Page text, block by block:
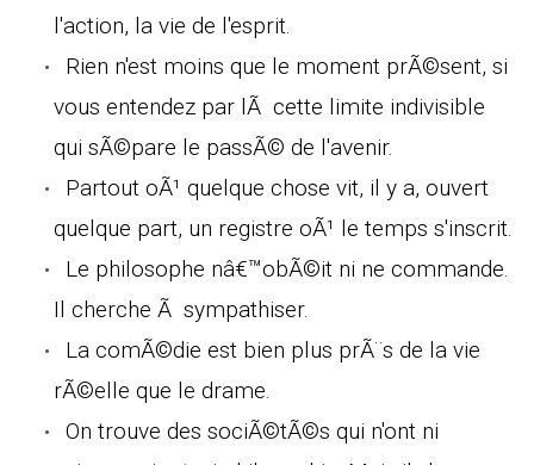
l'action, la vie de l'esprit.
Rien n'est moins que le moment prÃ©sent, si
vous entendez par lÃ cette limite indivisible
qui sÃ©pare le passÃ© de l'avenir.
Partout oÃ¹ quelque chose vit, il y a, ouvert
quelque part, un registre oÃ¹ le temps s'inscrit.
Le philosophe nâ€™obÃ©it ni ne commande.
Il cherche Ã sympathiser.
La comÃ©die est bien plus prÃ¨s de la vie
rÃ©elle que le drame.
On trouve des sociÃ©tÃ©s qui n'ont ni